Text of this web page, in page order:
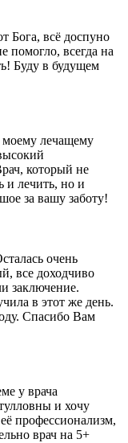
Бога, всё доспуно
помогло, всегда на
Буду в будущем
моему лечащему
который не
и лечить, но и
за вашу заботу!
очень
все доходчиво
заключение.
в этот же день.
Спасибо Вам
у врача
и хочу
профессионализм,
врач на 5+